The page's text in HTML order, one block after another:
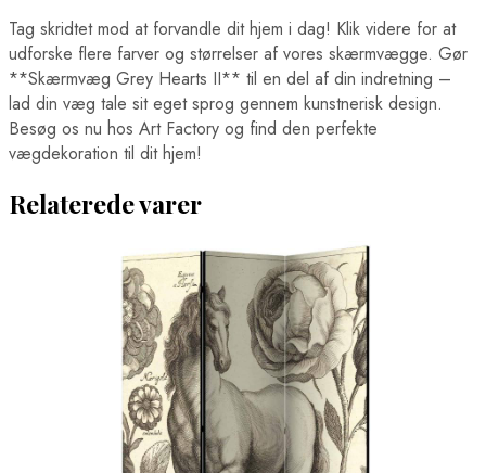
Tag skridtet mod at forvandle dit hjem i dag! Klik videre for at
udforske flere farver og størrelser af vores skærmvægge. Gør
**Skærmvæg Grey Hearts II** til en del af din indretning –
lad din væg tale sit eget sprog gennem kunstnerisk design.
Besøg os nu hos Art Factory og find den perfekte
vægdekoration til dit hjem!
Relaterede varer